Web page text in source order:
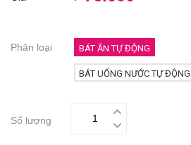
Phân loại BÁT ĂN TỰ ĐỘNG
BÁT UỐNG NƯỚC TỰ ĐỘNG
Số lượng